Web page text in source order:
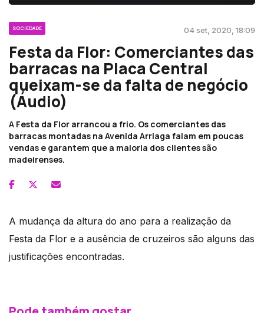
SOCIEDADE 04 set, 2020, 18:09
Festa da Flor: Comerciantes das
barracas na Placa Central
queixam-se da falta de negócio
(Áudio)
A Festa da Flor arrancou a frio. Os comerciantes das
barracas montadas na Avenida Arriaga falam em poucas
vendas e garantem que a maioria dos clientes são
madeirenses.
A mudança da altura do ano para a realização da
Festa da Flor e a ausência de cruzeiros são alguns das
justificações encontradas.